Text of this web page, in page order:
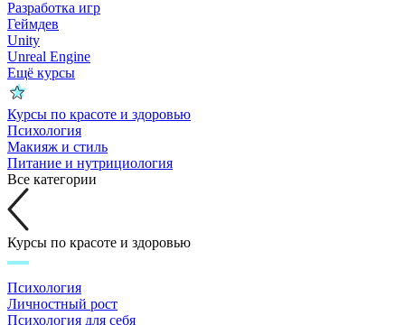
Разработка игр
Геймдев
Unity
Unreal Engine
Ещё курсы
Курсы по красоте и здоровью
Психология
Макияж и стиль
Питание и нутрициология
Все категории
Курсы по красоте и здоровью
Психология
Личностный рост
Психология для себя